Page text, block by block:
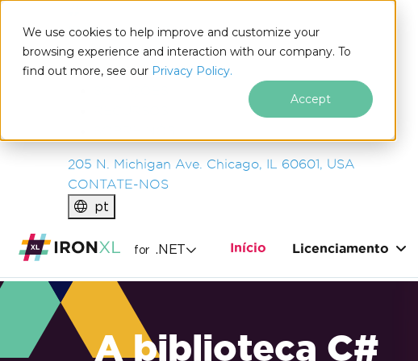
We use cookies to help improve and customize your
browsing experience and interaction with our company. To
find out more, see our Privacy Policy.
Accept
IRONSOFTWARE
PRODUTOS
EMPRESA
205 N. Michigan Ave. Chicago, IL 60601, USA
CONTATE-NOS
pt
for .NET Início Licenciamento
A biblioteca C#